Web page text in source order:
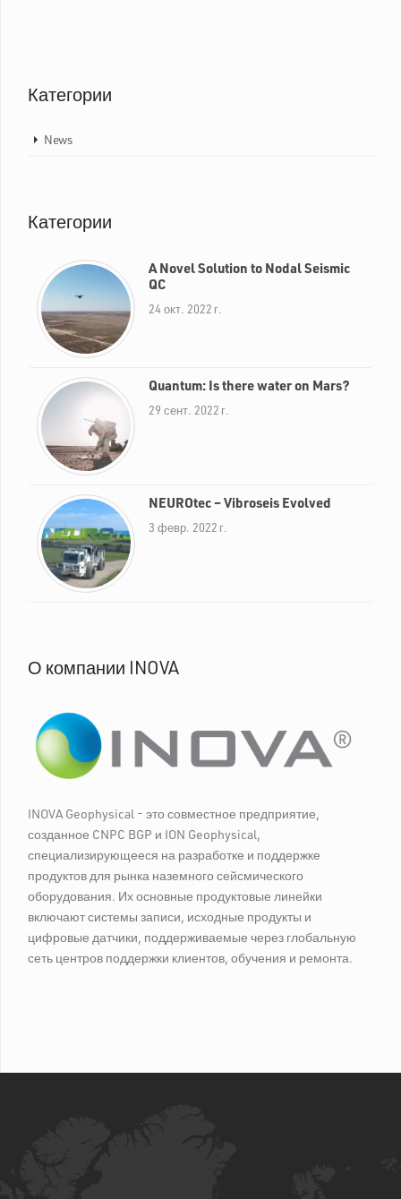
Категории
News
Категории
A Novel Solution to Nodal Seismic
QC
24 окт. 2022 г.
Quantum: Is there water on Mars?
29 сент. 2022 г.
NEUROtec – Vibroseis Evolved
3 февр. 2022 г.
О компании INOVA
INOVA Geophysical - это совместное предприятие,
созданное CNPC BGP и ION Geophysical,
специализирующееся на разработке и поддержке
продуктов для рынка наземного сейсмического
оборудования. Их основные продуктовые линейки
включают системы записи, исходные продукты и
цифровые датчики, поддерживаемые через глобальную
сеть центров поддержки клиентов, обучения и ремонта.